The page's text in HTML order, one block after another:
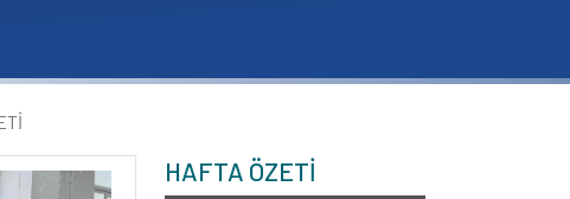
HAFTA ÖZETİ